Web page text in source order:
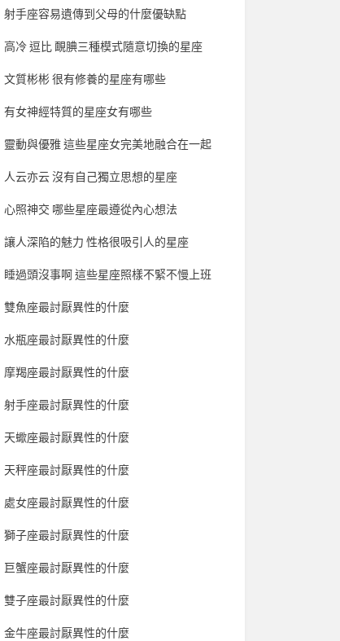
射手座容易遺傳到父母的什麼優缺點
高冷 逗比 靦腆三種模式隨意切換的星座
文質彬彬 很有修養的星座有哪些
有女神經特質的星座女有哪些
靈動與優雅 這些星座女完美地融合在一起
人云亦云 沒有自己獨立思想的星座
心照神交 哪些星座最遵從內心想法
讓人深陷的魅力 性格很吸引人的星座
睡過頭沒事啊 這些星座照樣不緊不慢上班
雙魚座最討厭異性的什麼
水瓶座最討厭異性的什麼
摩羯座最討厭異性的什麼
射手座最討厭異性的什麼
天蠍座最討厭異性的什麼
天秤座最討厭異性的什麼
處女座最討厭異性的什麼
獅子座最討厭異性的什麼
巨蟹座最討厭異性的什麼
雙子座最討厭異性的什麼
金牛座最討厭異性的什麼